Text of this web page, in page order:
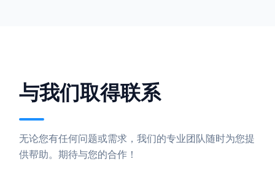
与我们取得联系
无论您有任何问题或需求，我们的专业团队随时为您提
供帮助。期待与您的合作！